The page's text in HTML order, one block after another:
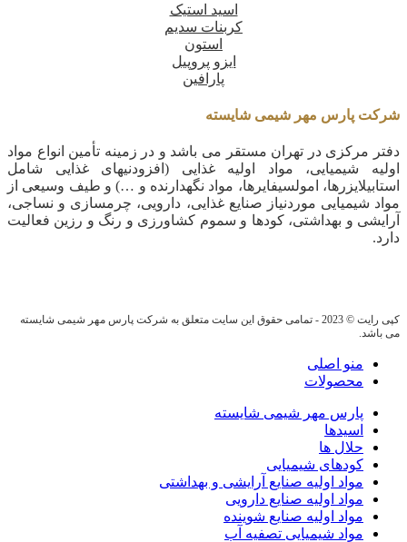
اسید استیک
کربنات سدیم
استون
ایزو پروپیل
پارافین
شرکت پارس مهر شیمی شایسته
دفتر مرکزی در تهران مستقر می باشد و در زمینه تأمین انواع مواد
اولیه شیمیایی، مواد اولیه غذایی (افزودنیهای غذایی شامل
استابیلایزرها، امولسیفایرها، مواد نگهدارنده و …) و طیف وسیعی از
مواد شیمیایی موردنیاز صنایع غذایی، دارویی، چرمسازی و نساجی،
آرایشی و بهداشتی، کودها و سموم کشاورزی و رنگ و رزین فعالیت
دارد.
کپی رایت © 2023 - تمامی حقوق این سایت متعلق به شرکت پارس مهر شیمی شایسته
می باشد.
منو اصلی
محصولات
پارس مهر شیمی شایسته
اسیدها
حلال ها
کودهای شیمیایی
مواد اولیه صنایع آرایشی و بهداشتی
مواد اولیه صنایع دارویی
مواد اولیه صنایع شوینده
مواد شیمیایی تصفیه آب